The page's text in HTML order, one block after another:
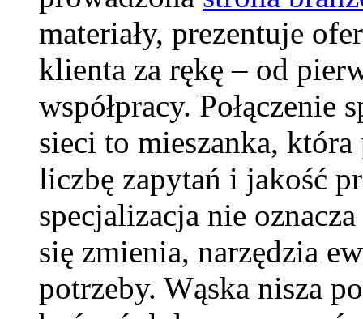
materiały, prezentuje
klienta za rękę – od
współpracy.
sieci to mieszanka,
liczbę zapytań i jakość
specjalizacja nie
się zmienia, narzędzia
potrzeby. Wąska nisza